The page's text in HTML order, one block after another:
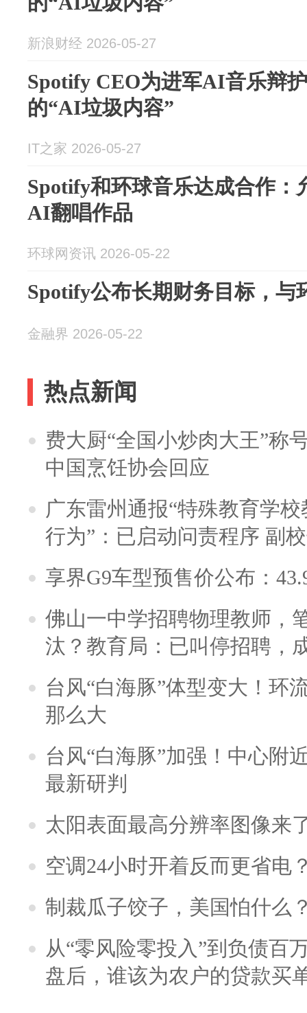
新浪财经 2026-05-27
Spotify CEO为进军AI音乐辩
的“AI垃圾内容”
IT之家 2026-05-27
Spotify和环球音乐达成合作：
AI翻唱作品
环球网资讯 2026-05-22
Spotify公布长期财务目标，与
金融界 2026-05-22
热点新闻
费大厨“全国小炒肉大王”称
中国烹饪协会回应
广东雷州通报“特殊教育学
行为”：已启动问责程序 副
享界G9车型预售价公布：
佛山一中学招聘物理教师，
汰？教育局：已叫停招聘，
台风“白海豚”体型变大！环
那么大
台风“白海豚”加强！中心附
最新研判
太阳表面最高分辨率图像来
空调24小时开着反而更省电
制裁瓜子饺子，美国怕什么
从“零风险零投入”到负债百
盘后，谁该为农户的贷款买